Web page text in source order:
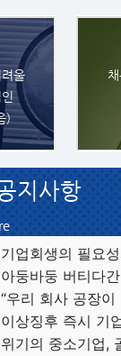
울
)
지사항
기업회생의 필요
아둥바둥 버티다
“우리 회사 공장
이상징후 즉시 기
위기의 중소기업,